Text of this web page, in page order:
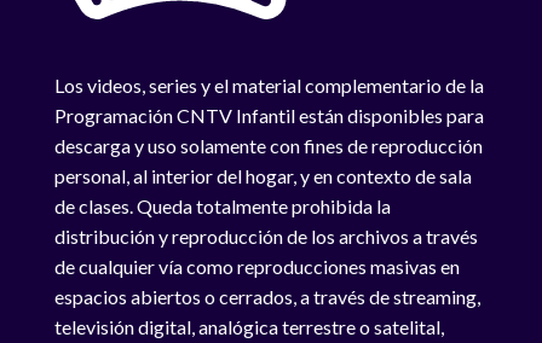
Los videos, series y el material complementario de la
Programación CNTV Infantil están disponibles para
descarga y uso solamente con fines de reproducción
personal, al interior del hogar, y en contexto de sala
de clases. Queda totalmente prohibida la
distribución y reproducción de los archivos a través
de cualquier vía como reproducciones masivas en
espacios abiertos o cerrados, a través de streaming,
televisión digital, analógica terrestre o satelital,